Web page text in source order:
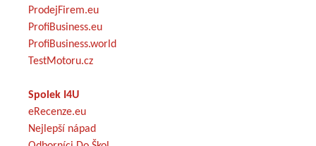
ProdejFirem.eu
ProfiBusiness.eu
ProfiBusiness.world
TestMotoru.cz
Spolek I4U
eRecenze.eu
Nejlepší nápad